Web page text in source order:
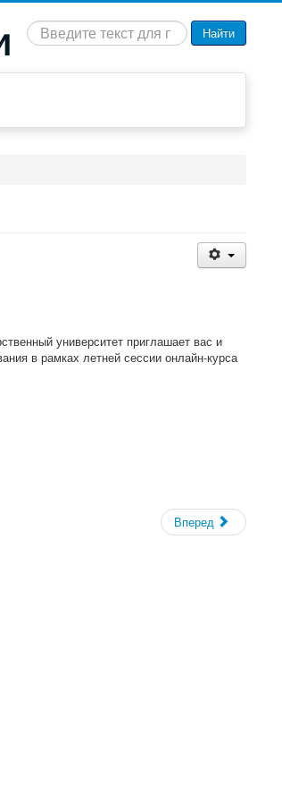
Искать... Найти
университет приглашает вас и
в рамках летней сессии онлайн-курса
Вперед